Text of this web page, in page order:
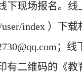
下现场报名。
user/index ）下
；
有二维码的《